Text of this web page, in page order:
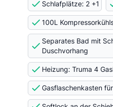
Schlafplätze: 2 +1
100L
Separates Bad mit
Duschvorhang
Heizung: Truma 4
Gasflaschenkasten